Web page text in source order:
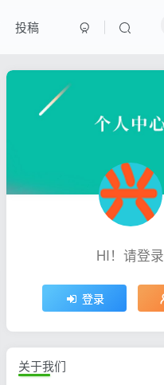
投稿
HI！请登录
登录
关于我们